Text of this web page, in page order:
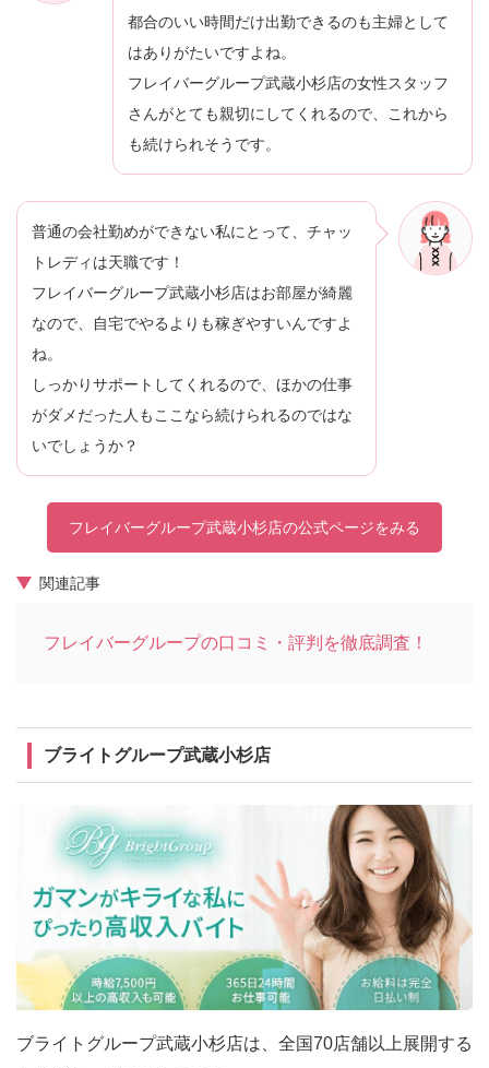
都合のいい時間だけ出勤できるのも主婦として
はありがたいですよね。
フレイバーグループ武蔵小杉店の女性スタッフ
さんがとても親切にしてくれるので、これから
も続けられそうです。
普通の会社勤めができない私にとって、チャッ
トレディは天職です！
フレイバーグループ武蔵小杉店はお部屋が綺麗
なので、自宅でやるよりも稼ぎやすいんですよ
ね。
しっかりサポートしてくれるので、ほかの仕事
がダメだった人もここなら続けられるのではな
いでしょうか？
フレイバーグループ武蔵小杉店の公式ページをみる
関連記事
フレイバーグループの口コミ・評判を徹底調査！
ブライトグループ武蔵小杉店
ブライトグループ武蔵小杉店は、全国70店舗以上展開する